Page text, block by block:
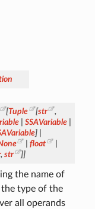
[Tuple [str
,
SSAVariable
]
float
, str ]]
the name of
the type of the
all operands